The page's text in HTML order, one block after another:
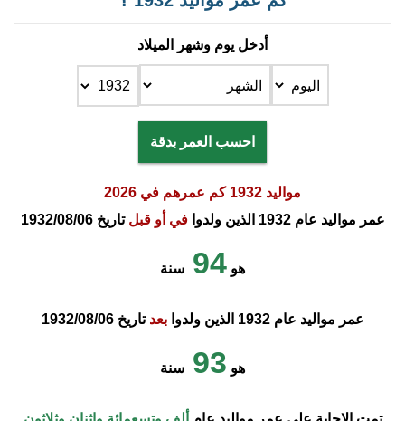
أدخل يوم وشهر الميلاد
احسب العمر بدقة
مواليد 1932 كم عمرهم في 2026
عمر مواليد عام 1932 الذين ولدوا
في أو قبلتاريخ 1932/08/06
هو 94 سنة
عمر مواليد عام 1932 الذين ولدوا بعدتاريخ 1932/08/06
هو 93 سنة